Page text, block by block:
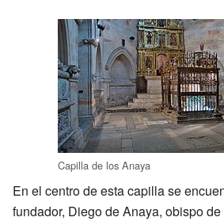
Capilla de los Anaya
En el centro de esta capilla se
fundador, Diego de Anaya, obispo